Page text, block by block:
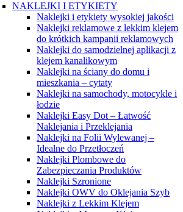
NAKLEJKI I ETYKIETY
Naklejki i etykiety wysokiej jakości
Naklejki reklamowe z lekkim klejem
do krótkich kampanii reklamowych
Naklejki do samodzielnej aplikacji z
klejem kanalikowym
Naklejki na ściany do domu i
mieszkania – cytaty
Naklejki na samochody, motocykle i
łodzie
Naklejki Easy Dot – Łatwość
Naklejania i Przeklejania
Naklejki na Folii Wylewanej –
Idealne do Przetłoczeń
Naklejki Plombowe do
Zabezpieczania Produktów
Naklejki Szronione
Naklejki OWV do Oklejania Szyb
Naklejki z Lekkim Klejem